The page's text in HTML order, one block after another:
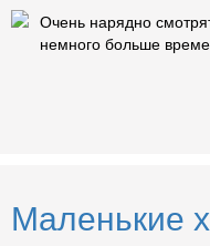
Очень нарядно
немного больше
Маленькие